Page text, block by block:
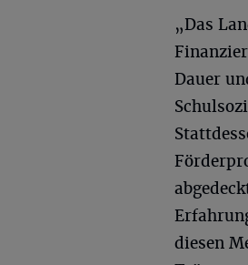
„Das
Dauer
diesen